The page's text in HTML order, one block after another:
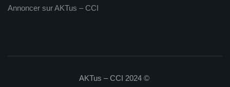
Annoncer sur AKTus – CCI
AKTus – CCI 2024 ©